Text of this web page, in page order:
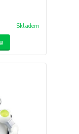
Skladem